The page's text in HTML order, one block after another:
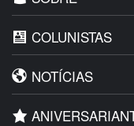
COLUNISTAS
NOTÍCIAS